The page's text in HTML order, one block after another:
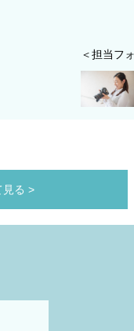
＜担当フ
る >